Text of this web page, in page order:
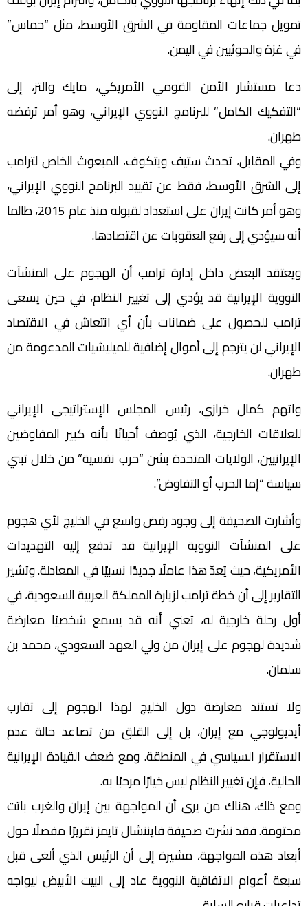
تمويل جماعات المقاومة في الشرق الأوسط، مثل “حماس”
في غزة والحوثيين في اليمن.
دعا مستشار الأمن القومي الأمريكي، مايك والتز، إلى
“التفكيك الكامل” للبرنامج النووي الإيراني، وهو أمر ترفضه
طهران.
وفي المقابل، تحدث ستيف ويتكوف، المبعوث الخاص لترامب
إلى الشرق الأوسط، فقط عن تقييد البرنامج النووي الإيراني،
وهو أمر كانت إيران على استعداد لقبوله منذ عام 2015، طالما
أنه سيؤدي إلى رفع العقوبات عن اقتصادها.
ويعتقد البعض داخل إدارة ترامب أن الهجوم على المنشآت
النووية الإيرانية قد يؤدي إلى تغيير النظام، في حين يسعى
ترامب للحصول على ضمانات بأن أي انتعاش في الاقتصاد
الإيراني لن يترجم إلى أموال إضافية للميليشيات المدعومة من
طهران.
واتهم كمال خرازي، رئيس المجلس الإستراتيجي الإيراني
للعلاقات الخارجية، الذي يُوصف أحيانًا بأنه كبير المفاوضين
الإيرانيين، الولايات المتحدة بشن “حرب نفسية” من خلال تبني
سياسة “إما الحرب أو التفاوض”.
وأشارت الصحيفة إلى وجود رفض واسع في الخليج لأي هجوم
على المنشآت النووية الإيرانية قد تدفع إليه التهديدات
الأمريكية، حيث يُعدّ هذا عاملًا جديدًا نسبيًا في المعادلة. وتشير
التقارير إلى أن خطة ترامب لزيارة المملكة العربية السعودية، في
أول رحلة خارجية له، تعني أنه قد يسمع شخصيًا معارضة
شديدة لهجوم على إيران من ولي العهد السعودي، محمد بن
سلمان.
ولا تستند معارضة دول الخليج لهذا الهجوم إلى تقارب
أيديولوجي مع إيران، بل إلى القلق من تصاعد حالة عدم
الاستقرار السياسي في المنطقة. ومع ضعف القيادة الإيرانية
الحالية، فإن تغيير النظام ليس خيارًا مرحبًا به.
ومع ذلك، هناك من يرى أن المواجهة بين إيران والغرب باتت
محتومة. فقد نشرت صحيفة فايننشال تايمز تقريرًا مفصلًا حول
أبعاد هذه المواجهة، مشيرة إلى أن الرئيس الذي ألغى قبل
سبعة أعوام الاتفاقية النووية عاد إلى البيت الأبيض ليواجه